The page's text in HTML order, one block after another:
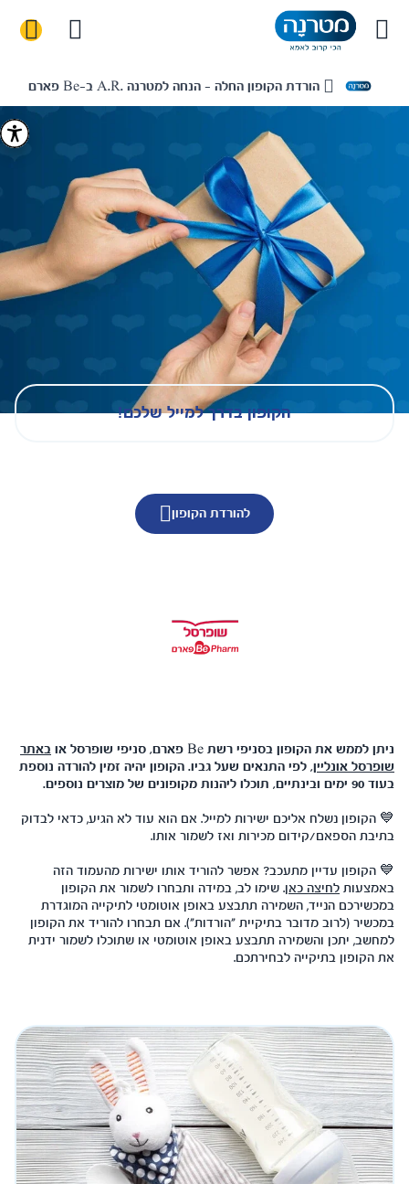
בית הורדת הקופון החלה - הנחה למטרנה .A.R ב-Be פארם
הקופון בדרך למייל שלכם!
להורדת הקופון
ניתן לממש את הקופון בסניפי רשת Be פארם, סניפי שופרסל או
באתר
שופרסל אונליין, לפי התנאים שעל גביו. הקופון יהיה זמין להורדה נוספת
בעוד 90 ימים ובינתיים, תוכלו ליהנות מקופונים של מוצרים נוספים.
💙 הקופון נשלח אליכם ישירות למייל. אם הוא עוד לא הגיע, כדאי לבדוק
בתיבת הספאם/קידום מכירות ואז לשמור אותו.
💙 הקופון עדיין מתעכב? אפשר להוריד אותו ישירות מהעמוד הזה
באמצעות לחיצה כאן. שימו לב, במידה ותבחרו לשמור את הקופון
במכשירכם הנייד, השמירה תתבצע באופן אוטומטי לתיקייה המוגדרת
במכשיר (לרוב מדובר בתיקיית "הורדות"). אם תבחרו להוריד את הקופון
למחשב, יתכן והשמירה תתבצע באופן אוטומטי או שתוכלו לשמור ידנית
את הקופון בתיקייה לבחירתכם.